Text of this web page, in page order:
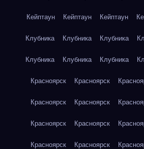
Кейптаун Кейптаун Кейптаун
Клубника Клубника Клубника
Клубника Клубника Клубника
Красноярск Красноярск
Красноярск Красноярск
Красноярск Красноярск
Красноярск Красноярск